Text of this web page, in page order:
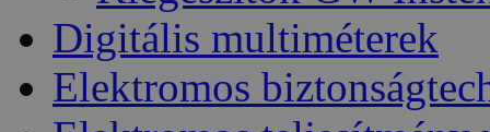
Digitális multiméterek
Elektromos